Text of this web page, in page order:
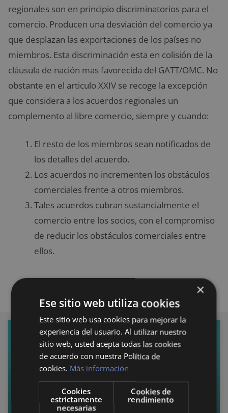
regionales son en principio discriminatorios para el
comercio. Producen una desviación del comercio ya
que desplazan las exportaciones de los países no
miembros. Esta discriminación esta en colisión de la
cláusula de nación mas favorecida del GATT/OMC. No
obstante en el articulo XXIV se recoge la excepción
que considera a los acuerdos regionales un
complemento al libre comercio, siempre y cuando:
El resto de los miembros sean notificados de
los detalles del acuerdo.
Los acuerdos no incrementen los obstáculos
comerciales frente a otros miembros.
Tales acuerdos cubran sustancialmente el
comercio entre los socios, con el compromiso
de reducir los obstáculos comerciales entre
ellos.
ECONOMÍA
×
Ese sitio web utiliza cookies
Este sitio web usa cookies para mejorar la
experiencia del usuario. Al utilizar nuestro
sitio web, usted acepta todas las cookies
de acuerdo con nuestra Política de
cookies. Más información
Cookies
estrictamente
necesarias
Cookies de
rendimiento